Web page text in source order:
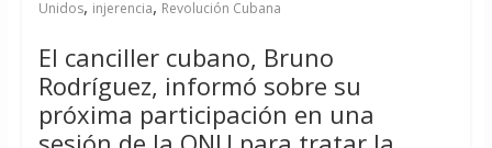
Unidos, injerencia, Revolución Cubana
El canciller cubano, Bruno
Rodríguez, informó sobre su
próxima participación en una